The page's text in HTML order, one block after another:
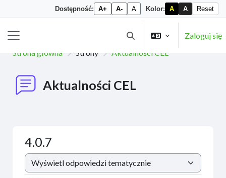
Dostępność: A+ A- A Kolor: A A Reset
Przełącznik wyszukiwarki
Zaloguj się
Strona główna
Strony Aktualności CEL
Aktualności CEL
4.0.7
Sposób wyświetlania